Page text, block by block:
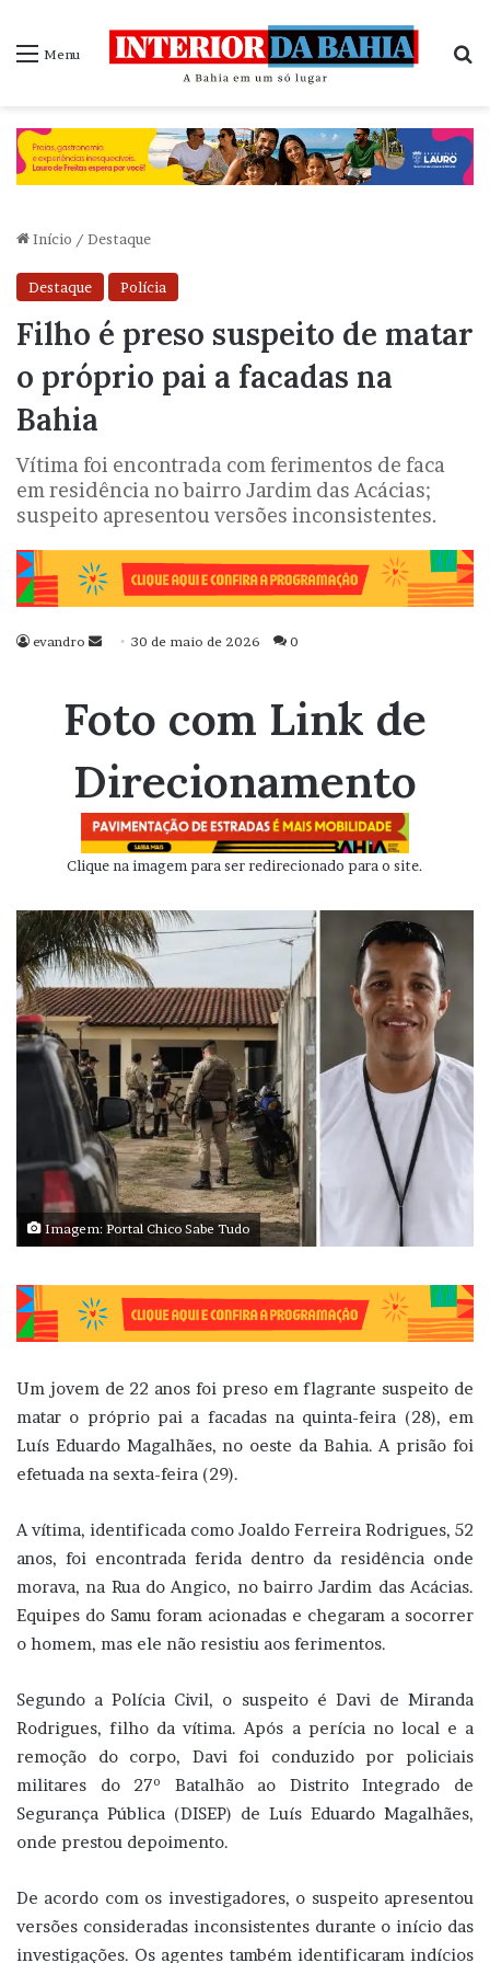
Menu
Início / Destaque
Destaque Polícia
Filho é preso suspeito de matar
o próprio pai a facadas na
Bahia
Vítima foi encontrada com ferimentos de faca
em residência no bairro Jardim das Acácias;
suspeito apresentou versões inconsistentes.
evandro
Mande
mail
30 de maio de 2026 0
Foto com Link de
Direcionamento
Clique na imagem para ser redirecionado para o site.
Imagem: Portal Chico Sabe Tudo
Um jovem de 22 anos foi preso em flagrante suspeito de
matar o próprio pai a facadas na quinta-feira (28), em
Luís Eduardo Magalhães, no oeste da Bahia. A prisão foi
efetuada na sexta-feira (29).
A vítima, identificada como Joaldo Ferreira Rodrigues, 52
anos, foi encontrada ferida dentro da residência onde
morava, na Rua do Angico, no bairro Jardim das Acácias.
Equipes do Samu foram acionadas e chegaram a socorrer
o homem, mas ele não resistiu aos ferimentos.
Segundo a Polícia Civil, o suspeito é Davi de Miranda
Rodrigues, filho da vítima. Após a perícia no local e a
remoção do corpo, Davi foi conduzido por policiais
militares do 27º Batalhão ao Distrito Integrado de
Segurança Pública (DISEP) de Luís Eduardo Magalhães,
onde prestou depoimento.
De acordo com os investigadores, o suspeito apresentou
versões consideradas inconsistentes durante o início das
investigações. Os agentes também identificaram indícios